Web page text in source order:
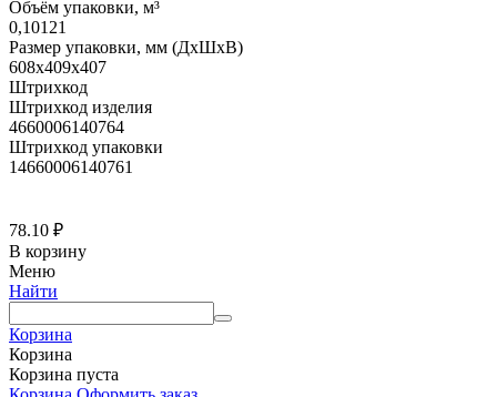
Объём упаковки, м³
0,10121
Размер упаковки, мм (ДхШхВ)
608х409х407
Штрихкод
Штрихкод изделия
4660006140764
Штрихкод упаковки
14660006140761
78.10 ₽
В корзину
Меню
Найти
Корзина
Корзина
Корзина пуста